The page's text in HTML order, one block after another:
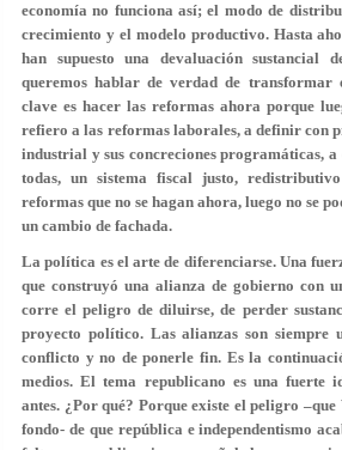
economía no funciona así; el modo de
crecimiento y el modelo productivo. Hasta
han supuesto una devaluación sustancial
queremos hablar de verdad de transformar
clave es hacer las reformas ahora porque
refiero a las reformas laborales, a definir con
industrial y sus concreciones programáticas, a
todas, un sistema fiscal justo,
reformas que no se hagan ahora, luego no se
un cambio de fachada.
La política es el arte de diferenciarse. Una
que construyó una alianza de gobierno con
corre el peligro de diluirse, de perder
proyecto político. Las alianzas son siempre
conflicto y no de ponerle fin. Es la
medios. El tema republicano es una fuerte
antes. ¿Por qué? Porque existe el peligro
fondo- de que república e independentismo